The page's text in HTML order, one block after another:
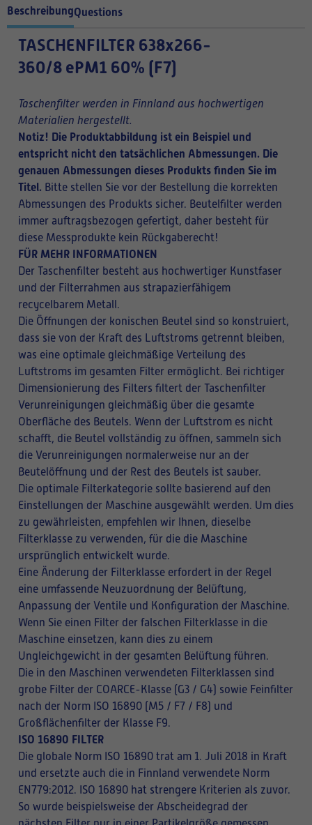
BeschreibungQuestions
TASCHENFILTER 638x266-
360/8 ePM1 60% (F7)
Taschenfilter werden in Finnland aus hochwertigen
Materialien hergestellt.
Notiz! Die Produktabbildung ist ein Beispiel und
entspricht nicht den tatsächlichen Abmessungen. Die
genauen Abmessungen dieses Produkts finden Sie im
Titel. Bitte stellen Sie vor der Bestellung die korrekten
Abmessungen des Produkts sicher. Beutelfilter werden
immer auftragsbezogen gefertigt, daher besteht für
diese Messprodukte kein Rückgaberecht!
FÜR MEHR INFORMATIONEN
Der Taschenfilter besteht aus hochwertiger Kunstfaser
und der Filterrahmen aus strapazierfähigem
recycelbarem Metall.
Die Öffnungen der konischen Beutel sind so konstruiert,
dass sie von der Kraft des Luftstroms getrennt bleiben,
was eine optimale gleichmäßige Verteilung des
Luftstroms im gesamten Filter ermöglicht. Bei richtiger
Dimensionierung des Filters filtert der Taschenfilter
Verunreinigungen gleichmäßig über die gesamte
Oberfläche des Beutels. Wenn der Luftstrom es nicht
schafft, die Beutel vollständig zu öffnen, sammeln sich
die Verunreinigungen normalerweise nur an der
Beutelöffnung und der Rest des Beutels ist sauber.
Die optimale Filterkategorie sollte basierend auf den
Einstellungen der Maschine ausgewählt werden. Um dies
zu gewährleisten, empfehlen wir Ihnen, dieselbe
Filterklasse zu verwenden, für die die Maschine
ursprünglich entwickelt wurde.
Eine Änderung der Filterklasse erfordert in der Regel
eine umfassende Neuzuordnung der Belüftung,
Anpassung der Ventile und Konfiguration der Maschine.
Wenn Sie einen Filter der falschen Filterklasse in die
Maschine einsetzen, kann dies zu einem
Ungleichgewicht in der gesamten Belüftung führen.
Die in den Maschinen verwendeten Filterklassen sind
grobe Filter der COARCE-Klasse (G3 / G4) sowie Feinfilter
nach der Norm ISO 16890 (M5 / F7 / F8) und
Großflächenfilter der Klasse F9.
ISO 16890 FILTER
Die globale Norm ISO 16890 trat am 1. Juli 2018 in Kraft
und ersetzte auch die in Finnland verwendete Norm
EN779:2012. ISO 16890 hat strengere Kriterien als zuvor.
So wurde beispielsweise der Abscheidegrad der